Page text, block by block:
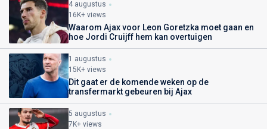
4 augustus
16K+ views
Waarom Ajax voor Leon Goretzka moet gaan en
hoe Jordi Cruijff hem kan overtuigen
1 augustus
15K+ views
Dit gaat er de komende weken op de
transfermarkt gebeuren bij Ajax
5 augustus
7K+ views